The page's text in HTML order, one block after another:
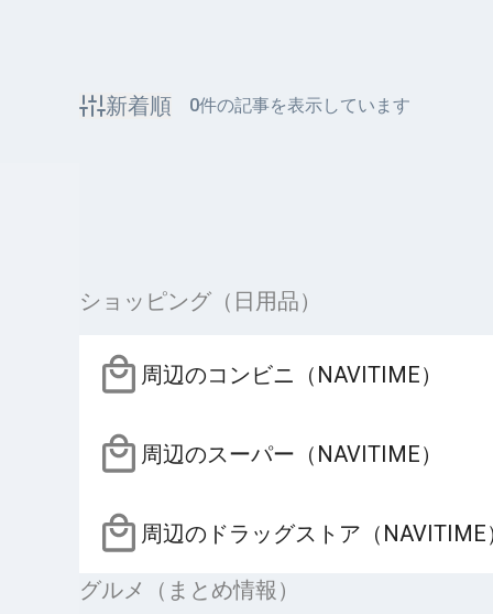
新着順 0件の記事を表示しています
ショッピング（日用品）
周辺のコンビニ（NAVITIME）
周辺のスーパー（NAVITIME）
周辺のドラッグストア（NAVITIME
グルメ（まとめ情報）